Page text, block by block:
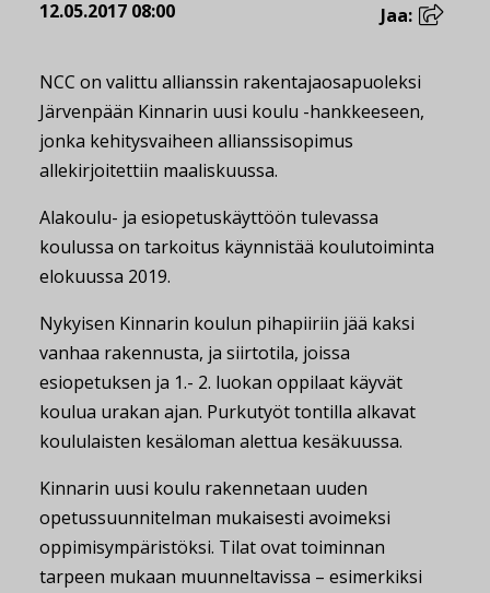
12.05.2017 08:00 Jaa:
NCC on valittu allianssin rakentajaosapuoleksi
Järvenpään Kinnarin uusi koulu -hankkeeseen,
jonka kehitysvaiheen allianssisopimus
allekirjoitettiin maaliskuussa.
Alakoulu- ja esiopetuskäyttöön tulevassa
koulussa on tarkoitus käynnistää koulutoiminta
elokuussa 2019.
Nykyisen Kinnarin koulun pihapiiriin jää kaksi
vanhaa rakennusta, ja siirtotila, joissa
esiopetuksen ja 1.- 2. luokan oppilaat käyvät
koulua urakan ajan. Purkutyöt tontilla alkavat
koululaisten kesäloman alettua kesäkuussa.
Kinnarin uusi koulu rakennetaan uuden
opetussuunnitelman mukaisesti avoimeksi
oppimisympäristöksi. Tilat ovat toiminnan
tarpeen mukaan muunneltavissa – esimerkiksi